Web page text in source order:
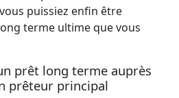
puissiez enfin être
terme ultime que vous
prêt long terme auprès
prêteur principal